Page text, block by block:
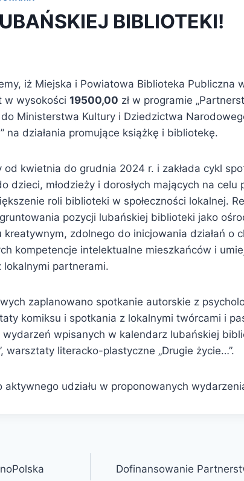
BIBLIOTEKI!
iż Miejska i Powiatowa Biblioteka Publiczna
w wysokości 19500,00 zł w programie
do Ministerstwa Kultury i Dziedzictwa
na działania promujące książkę i bibliotekę.
kwietnia do grudnia 2024 r. i zakłada cykl
dzieci, młodzieży i dorosłych mających na celu
roli biblioteki w społeczności lokalnej.
pozycji lubańskiej biblioteki jako
kreatywnym, zdolnego do inicjowania działań o
kompetencje intelektualne mieszkańców i
lokalnymi partnerami.
zaplanowano spotkanie autorskie z
komiksu i spotkania z lokalnymi twórcami i
wpisanych w kalendarz lubańskiej
warsztaty literacko-plastyczne „Drugie życie…”.
aktywnego udziału w proponowanych
Dofinansowanie